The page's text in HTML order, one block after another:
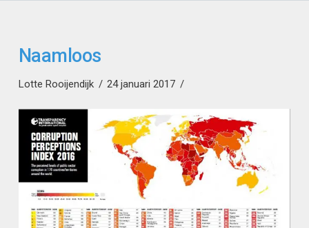
Naamloos
Lotte Rooijendijk 24 januari 2017